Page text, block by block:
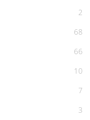
2
68
66
10
7
3